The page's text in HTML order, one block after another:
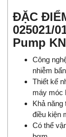
ĐẶC
025021/
Pump
Công
nhiễm
Thiết kế
máy móc
Khả năng
điều kiện
Có thể